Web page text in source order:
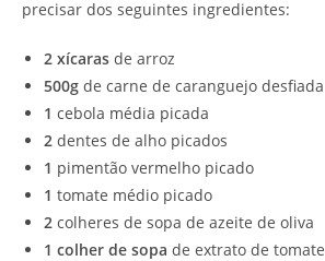
precisar dos seguintes ingredientes:
2 xícaras de arroz
500g de carne de caranguejo desfiada
1 cebola média picada
2 dentes de alho picados
1 pimentão vermelho picado
1 tomate médio picado
2 colheres de sopa de azeite de oliva
1 colher de sopa de extrato de tomate